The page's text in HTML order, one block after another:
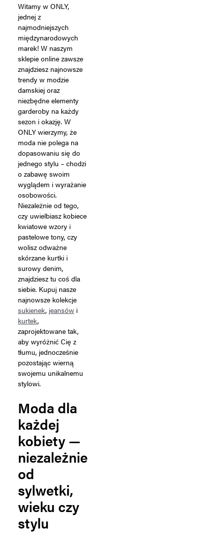
Witamy w ONLY,
jednej z
najmodniejszych
międzynarodowych
marek! W naszym
sklepie online zawsze
znajdziesz najnowsze
trendy w modzie
damskiej oraz
niezbędne elementy
garderoby na każdy
sezon i okazję. W
ONLY wierzymy, że
moda nie polega na
dopasowaniu się do
jednego stylu – chodzi
o zabawę swoim
wyglądem i wyrażanie
osobowości.
Niezależnie od tego,
czy uwielbiasz kobiece
kwiatowe wzory i
pastelowe tony, czy
wolisz odważne
skórzane kurtki i
surowy denim,
znajdziesz tu coś dla
siebie. Kupuj nasze
najnowsze kolekcje
sukienek, jeansów i
kurtek,
zaprojektowane tak,
aby wyróżnić Cię z
tłumu, jednocześnie
pozostając wierną
swojemu unikalnemu
stylowi.
Moda dla
każdej
kobiety —
niezależnie
od
sylwetki,
wieku czy
stylu